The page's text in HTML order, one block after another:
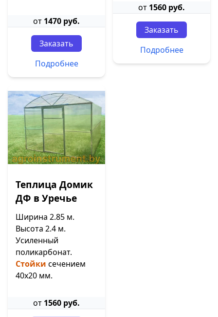
от 1470 руб.
Заказать
Подробнее
от 1560 руб.
Заказать
Подробнее
Теплица Домик
ДФ в Уречье
Ширина 2.85 м.
Высота 2.4 м.
Усиленный
поликарбонат.
Стойки сечением
40х20 мм.
от 1560 руб.